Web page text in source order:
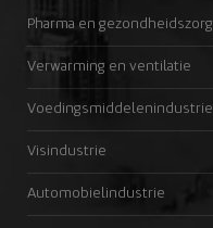
Pharma en gezondheidszorg
Verwarming en ventilatie
Voedingsmiddelenindustrie
Visindustrie
Automobielindustrie